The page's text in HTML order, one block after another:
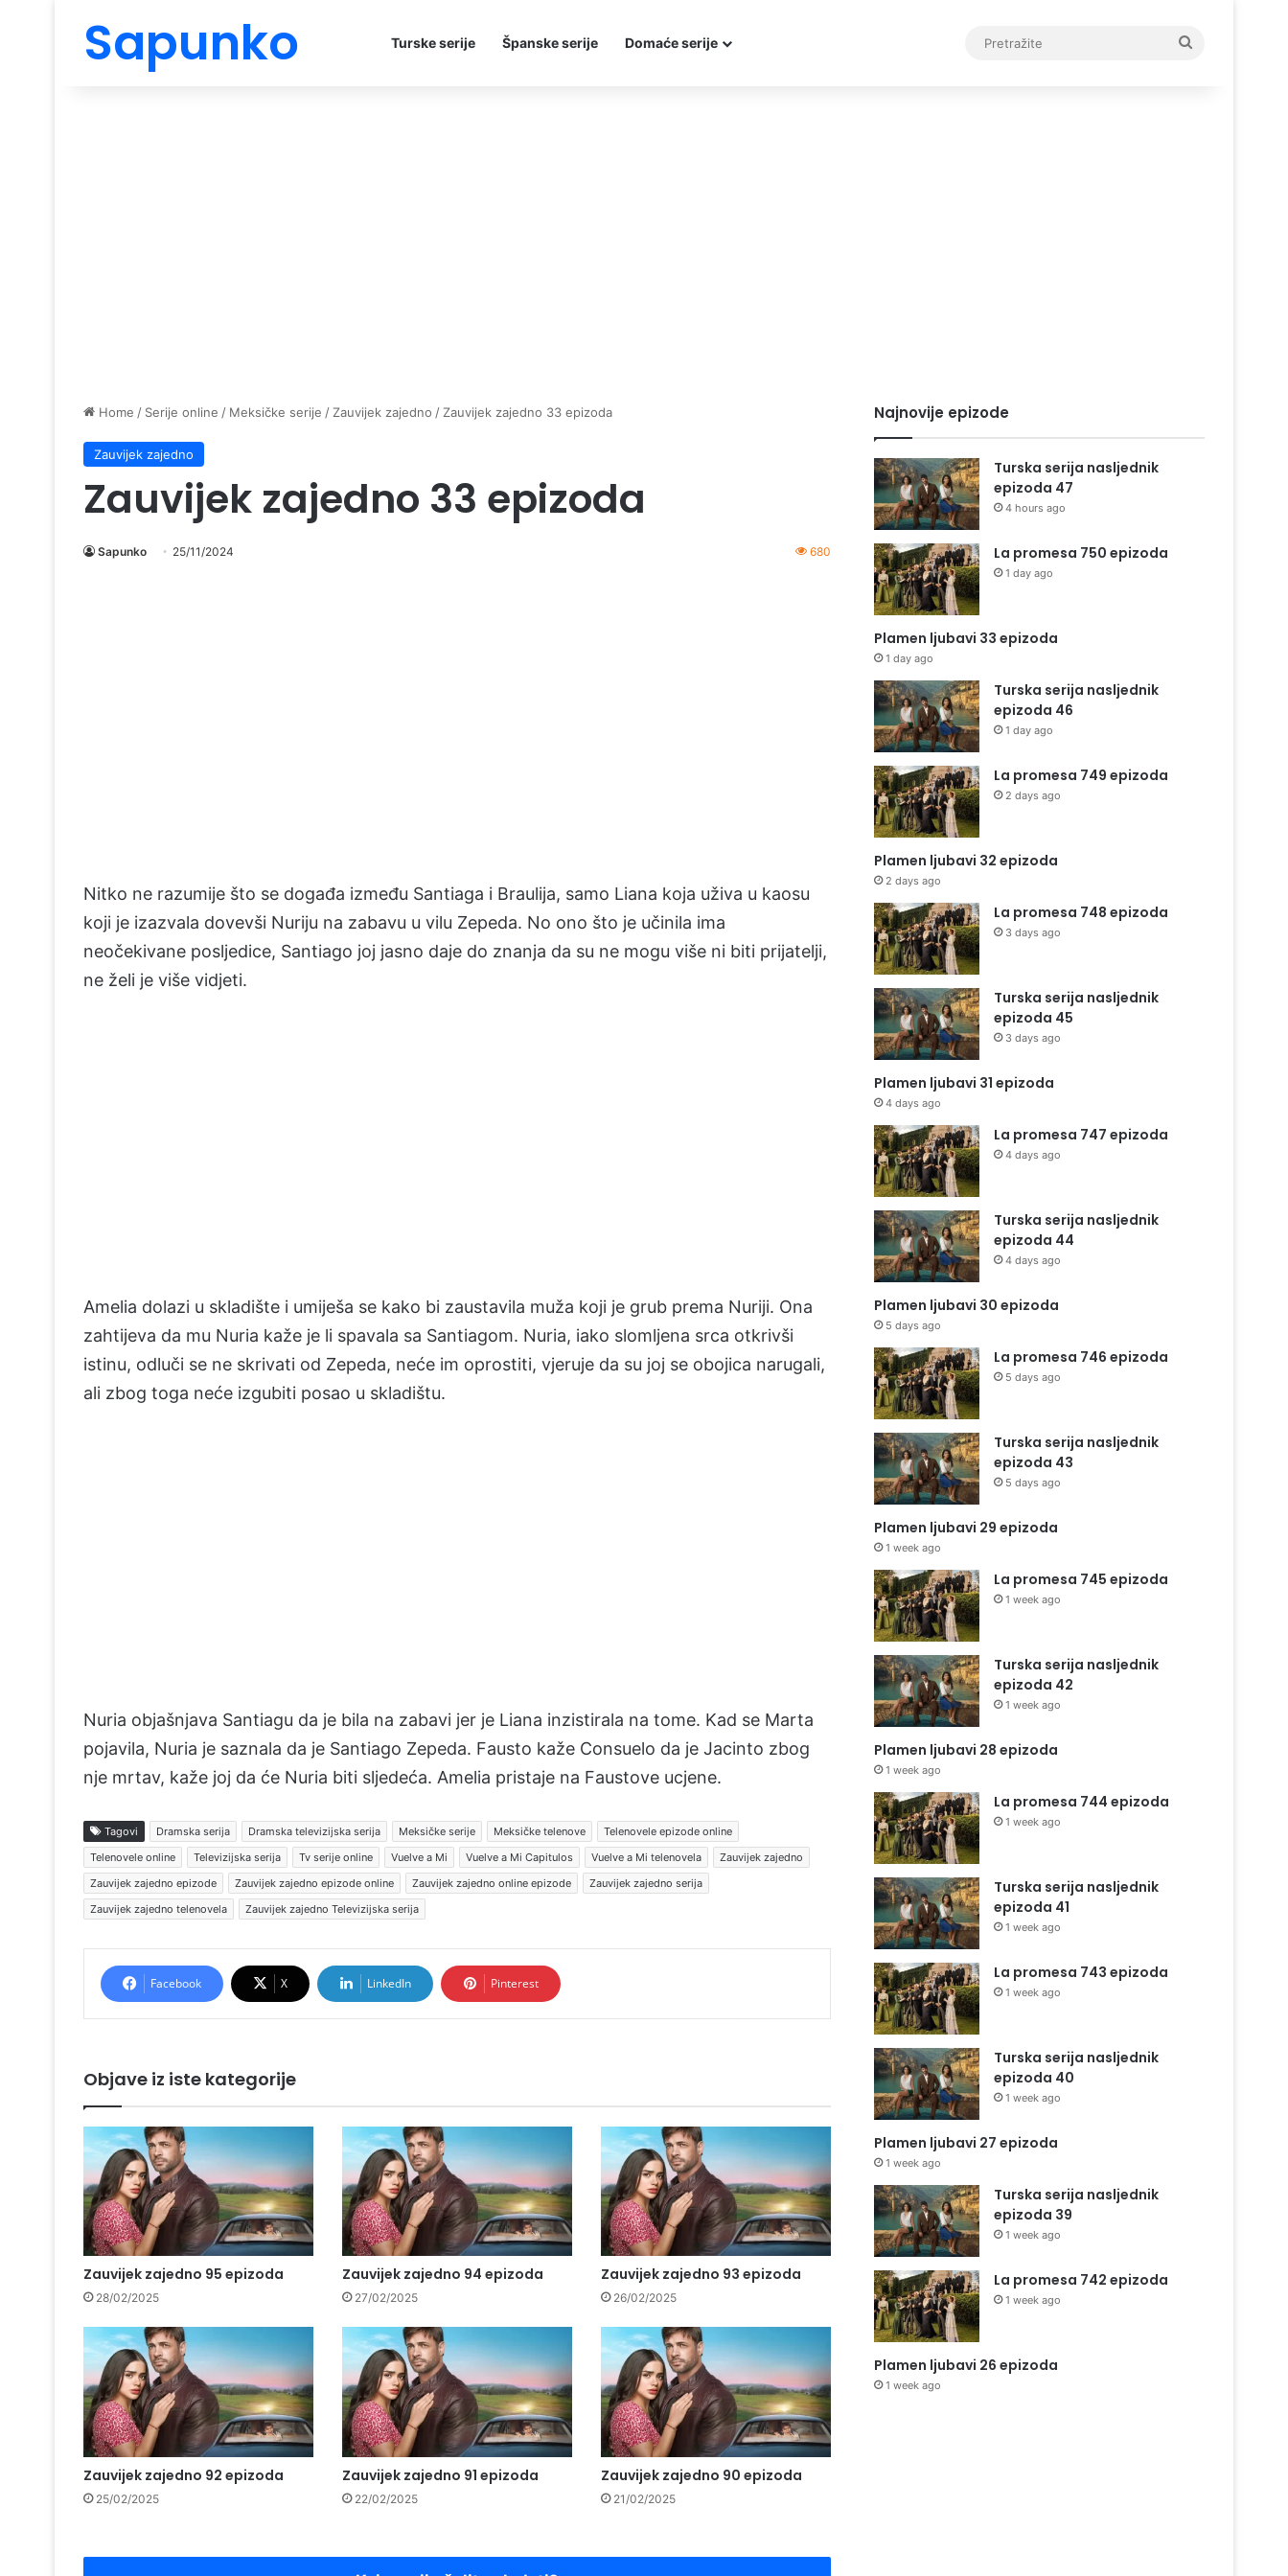
Sapunko Turske serije Španske serije Domaće serije
Home / Serije online / Meksičke serije / Zauvijek zajedno / Zauvijek zajedno 33 epizoda
Zauvijek zajedno
Zauvijek zajedno 33 epizoda
Sapunko 25/11/2024 680
Nitko ne razumije što se događa između Santiaga i Braulija, samo Liana koja uživa u kaosu
koji je izazvala dovevši Nuriju na zabavu u vilu Zepeda. No ono što je učinila ima
neočekivane posljedice, Santiago joj jasno daje do znanja da su ne mogu više ni biti prijatelji,
ne želi je više vidjeti.
Amelia dolazi u skladište i umiješa se kako bi zaustavila muža koji je grub prema Nuriji. Ona
zahtijeva da mu Nuria kaže je li spavala sa Santiagom. Nuria, iako slomljena srca otkrivši
istinu, odluči se ne skrivati od Zepeda, neće im oprostiti, vjeruje da su joj se obojica narugali,
ali zbog toga neće izgubiti posao u skladištu.
Nuria objašnjava Santiagu da je bila na zabavi jer je Liana inzistirala na tome. Kad se Marta
pojavila, Nuria je saznala da je Santiago Zepeda. Fausto kaže Consuelo da je Jacinto zbog
nje mrtav, kaže joj da će Nuria biti sljedeća. Amelia pristaje na Faustove ucjene.
Tagovi Dramska serija Dramska televizijska serija Meksičke serije Meksičke telenove
Telenovele epizode online
Telenovele online
Televizijska serija Tv serije online Vuelve a Mi Vuelve a Mi Capitulos Vuelve a Mi telenovela
Zauvijek zajedno
Zauvijek zajedno epizode
Zauvijek zajedno epizode online Zauvijek zajedno online epizode
Zauvijek zajedno serija
Zauvijek zajedno telenovela
Zauvijek zajedno Televizijska serija
Facebook X LinkedIn Pinterest
Objave iz iste kategorije
Zauvijek zajedno 95 epizoda
28/02/2025
Zauvijek zajedno 94 epizoda
27/02/2025
Zauvijek zajedno 93 epizoda
26/02/2025
Zauvijek zajedno 92 epizoda
25/02/2025
Zauvijek zajedno 91 epizoda
22/02/2025
Zauvijek zajedno 90 epizoda
21/02/2025
Najnovije epizode
Turska serija nasljednik
epizoda 47
4 hours ago
La promesa 750 epizoda
1 day ago
Plamen ljubavi 33 epizoda
1 day ago
Turska serija nasljednik
epizoda 46
1 day ago
La promesa 749 epizoda
2 days ago
Plamen ljubavi 32 epizoda
2 days ago
La promesa 748 epizoda
3 days ago
Turska serija nasljednik
epizoda 45
3 days ago
Plamen ljubavi 31 epizoda
4 days ago
La promesa 747 epizoda
4 days ago
Turska serija nasljednik
epizoda 44
4 days ago
Plamen ljubavi 30 epizoda
5 days ago
La promesa 746 epizoda
5 days ago
Turska serija nasljednik
epizoda 43
5 days ago
Plamen ljubavi 29 epizoda
1 week ago
La promesa 745 epizoda
1 week ago
Turska serija nasljednik
epizoda 42
1 week ago
Plamen ljubavi 28 epizoda
1 week ago
La promesa 744 epizoda
1 week ago
Turska serija nasljednik
epizoda 41
1 week ago
La promesa 743 epizoda
1 week ago
Turska serija nasljednik
epizoda 40
1 week ago
Plamen ljubavi 27 epizoda
1 week ago
Turska serija nasljednik
epizoda 39
1 week ago
La promesa 742 epizoda
1 week ago
Plamen ljubavi 26 epizoda
1 week ago